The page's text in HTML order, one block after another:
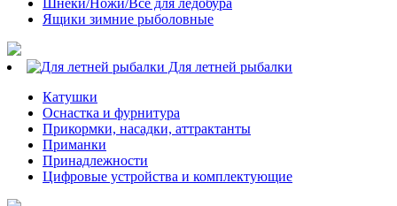
Ящики зимние рыболовные
Для летней рыбалки
Катушки
Оснастка и фурнитура
Прикормки, насадки, аттрактанты
Приманки
Принадлежности
Цифровые устройства и комплектующие